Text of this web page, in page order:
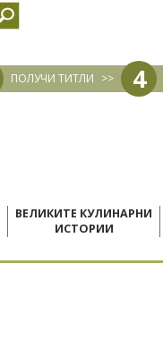
ПОЛУЧИ ТИТЛИ >> 4
ВЕЛИКИТЕ КУЛИНАРНИ
ИСТОРИИ